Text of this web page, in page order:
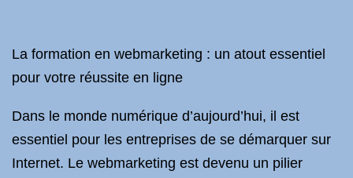
La formation en webmarketing : un atout essentiel
pour votre réussite en ligne
Dans le monde numérique d’aujourd’hui, il est
essentiel pour les entreprises de se démarquer sur
Internet. Le webmarketing est devenu un pilier